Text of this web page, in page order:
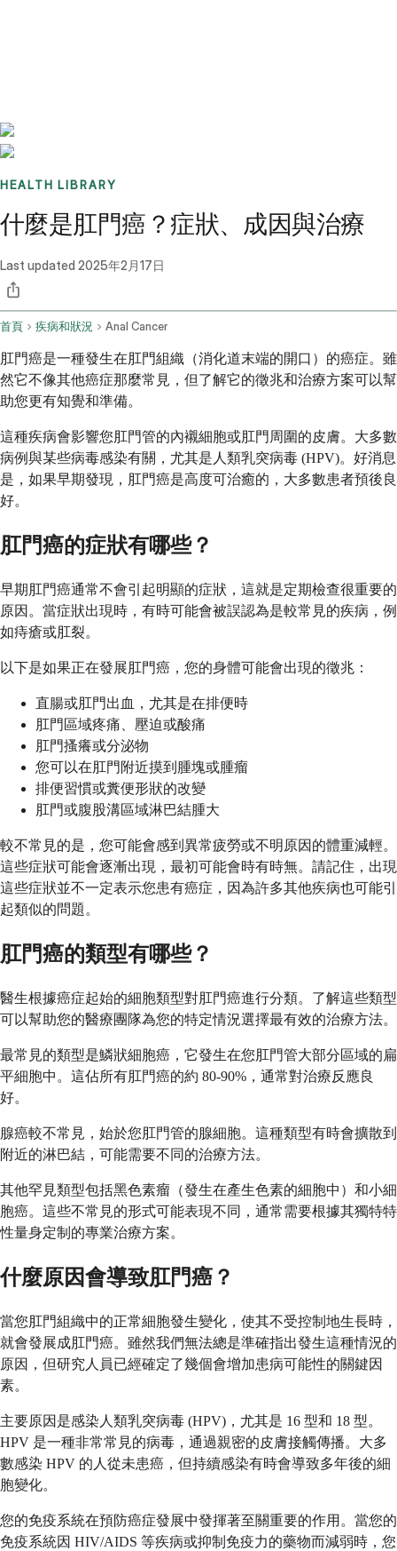
HEALTH LIBRARY
什麼是肛門癌？症狀、成因與治療
Last updated 2025年2月17日
首頁 疾病和狀況 Anal Cancer
肛門癌是一種發生在肛門組織（消化道末端的開口）的癌症。雖
然它不像其他癌症那麼常見，但了解它的徵兆和治療方案可以幫
助您更有知覺和準備。
這種疾病會影響您肛門管的內襯細胞或肛門周圍的皮膚。大多數
病例與某些病毒感染有關，尤其是人類乳突病毒 (HPV)。好消息
是，如果早期發現，肛門癌是高度可治癒的，大多數患者預後良
好。
肛門癌的症狀有哪些？
早期肛門癌通常不會引起明顯的症狀，這就是定期檢查很重要的
原因。當症狀出現時，有時可能會被誤認為是較常見的疾病，例
如痔瘡或肛裂。
以下是如果正在發展肛門癌，您的身體可能會出現的徵兆：
直腸或肛門出血，尤其是在排便時
肛門區域疼痛、壓迫或酸痛
肛門搔癢或分泌物
您可以在肛門附近摸到腫塊或腫瘤
排便習慣或糞便形狀的改變
肛門或腹股溝區域淋巴結腫大
較不常見的是，您可能會感到異常疲勞或不明原因的體重減輕。
這些症狀可能會逐漸出現，最初可能會時有時無。請記住，出現
這些症狀並不一定表示您患有癌症，因為許多其他疾病也可能引
起類似的問題。
肛門癌的類型有哪些？
醫生根據癌症起始的細胞類型對肛門癌進行分類。了解這些類型
可以幫助您的醫療團隊為您的特定情況選擇最有效的治療方法。
最常見的類型是鱗狀細胞癌，它發生在您肛門管大部分區域的扁
平細胞中。這佔所有肛門癌的約 80-90%，通常對治療反應良
好。
腺癌較不常見，始於您肛門管的腺細胞。這種類型有時會擴散到
附近的淋巴結，可能需要不同的治療方法。
其他罕見類型包括黑色素瘤（發生在產生色素的細胞中）和小細
胞癌。這些不常見的形式可能表現不同，通常需要根據其獨特特
性量身定制的專業治療方案。
什麼原因會導致肛門癌？
當您肛門組織中的正常細胞發生變化，使其不受控制地生長時，
就會發展成肛門癌。雖然我們無法總是準確指出發生這種情況的
原因，但研究人員已經確定了幾個會增加患病可能性的關鍵因
素。
主要原因是感染人類乳突病毒 (HPV)，尤其是 16 型和 18 型。
HPV 是一種非常常見的病毒，通過親密的皮膚接觸傳播。大多
數感染 HPV 的人從未患癌，但持續感染有時會導致多年後的細
胞變化。
您的免疫系統在預防癌症發展中發揮著至關重要的作用。當您的
免疫系統因 HIV/AIDS 等疾病或抑制免疫力的藥物而減弱時，您